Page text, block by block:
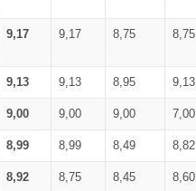
9,17 9,17 8,75 8,75
9,13 9,13 8,95 9,13
9,00 9,00 9,00 7,00
8,99 8,99 8,49 8,82
8,92 8,75 8,45 8,60